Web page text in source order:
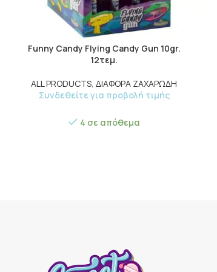
Funny Candy Flying Candy Gun 10gr.
12τεμ.
ALL PRODUCTS ,ΔΙΑΦΟΡΑ ΖΑΧΑΡΩΔΗ
Συνδεθείτε για προβολή τιμής
4 σε απόθεμα